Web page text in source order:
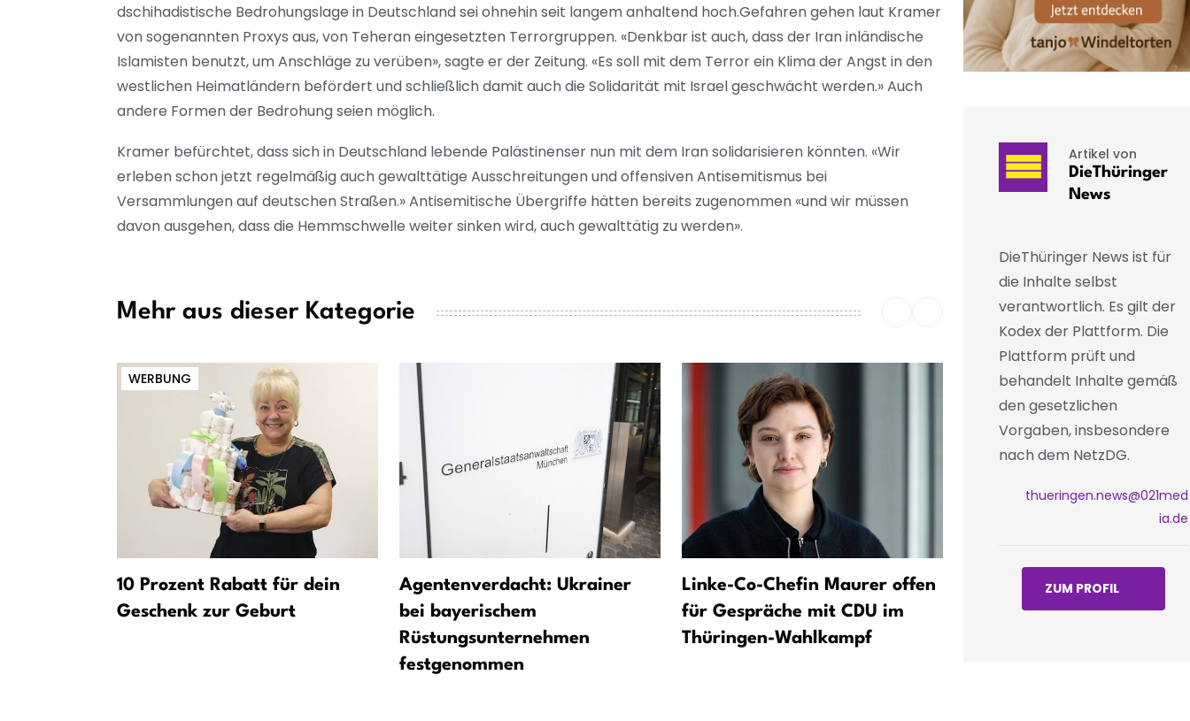
dschihadistische Bedrohungslage in Deutschland sei ohnehin seit langem anhaltend hoch.Gefahren gehen laut Kramer
von sogenannten Proxys aus, von Teheran eingesetzten Terrorgruppen. «Denkbar ist auch, dass der Iran inländische
Islamisten benutzt, um Anschläge zu verüben», sagte er der Zeitung. «Es soll mit dem Terror ein Klima der Angst in den
westlichen Heimatländern befördert und schließlich damit auch die Solidarität mit Israel geschwächt werden.» Auch
andere Formen der Bedrohung seien möglich.
Kramer befürchtet, dass sich in Deutschland lebende Palästinenser nun mit dem Iran solidarisieren könnten. «Wir
erleben schon jetzt regelmäßig auch gewalttätige Ausschreitungen und offensiven Antisemitismus bei
Versammlungen auf deutschen Straßen.» Antisemitische Übergriffe hätten bereits zugenommen «und wir müssen
davon ausgehen, dass die Hemmschwelle weiter sinken wird, auch gewalttätig zu werden».
Mehr aus dieser Kategorie
WERBUNG
10 Prozent Rabatt für dein
Geschenk zur Geburt
Agentenverdacht: Ukrainer
bei bayerischem
Rüstungsunternehmen
festgenommen
Linke-Co-Chefin Maurer offen
für Gespräche mit CDU im
Thüringen-Wahlkampf
Thüringen:
zum kommunalen
Artikel von
DieThüringer
News
DieThüringer News ist für
die Inhalte selbst
verantwortlich. Es gilt der
Kodex der Plattform. Die
Plattform prüft und
behandelt Inhalte gemäß
den gesetzlichen
Vorgaben, insbesondere
nach dem NetzDG.
thueringen.news@021med
ia.de
ZUM PROFIL